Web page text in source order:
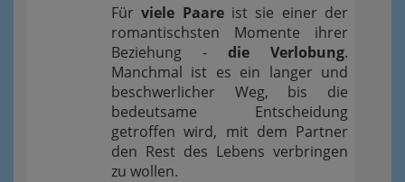
Fürviele Paareist sie einer der
romantischsten Momente ihrer
Beziehung - die Verlobung.
Manchmal ist es ein langer und
beschwerlicher Weg, bis die
bedeutsame Entscheidung
getroffen wird, mit dem Partner
den Rest des Lebens verbringen
zu wollen.